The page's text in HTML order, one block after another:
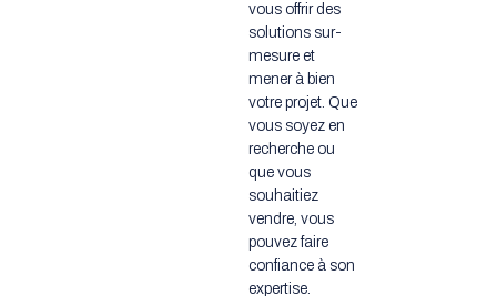
vous offrir des
solutions sur-
mesure et
mener à bien
votre projet. Que
vous soyez en
recherche ou
que vous
souhaitiez
vendre, vous
pouvez faire
confiance à son
expertise.